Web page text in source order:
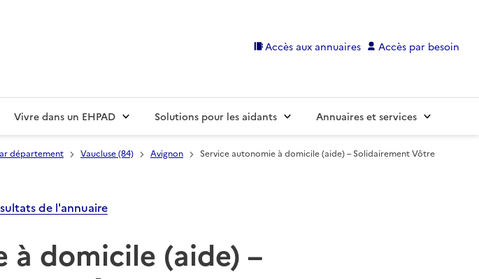
Accès aux annuaires Accès par besoin
Vivre dans un EHPAD Solutions pour les aidants Annuaires et services
département Vaucluse (84) Avignon Service autonomie à domicile (aide) – Solidairement Vôtre
de l'annuaire
à domicile (aide) –